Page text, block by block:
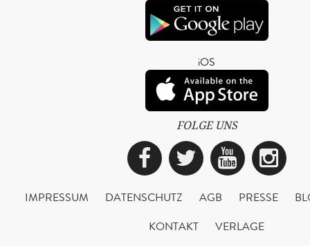
iOS
FOLGE UNS
Facebook
Twitter
IMPRESSUM DATENSCHUTZ AGB PRESSE
KONTAKT
VERLAGE